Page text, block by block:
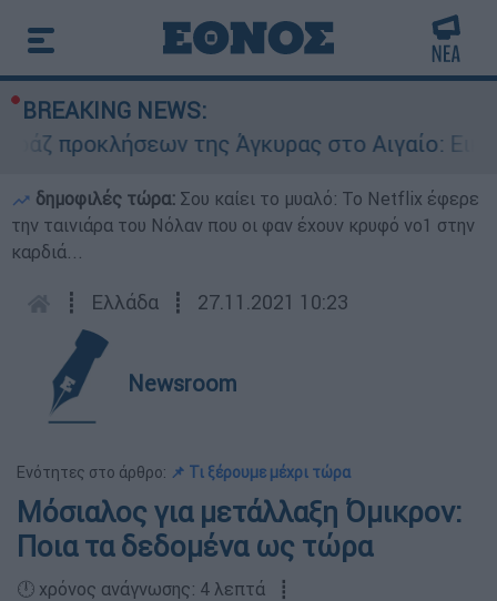
BREAKING NEWS:
της Άγκυρας στο Αιγαίο: Εικονική
δημοφιλές τώρα: Σου καίει το μυαλό: Το Netflix έφερε
την ταινιάρα του Νόλαν που οι φαν έχουν κρυφό νο1 στην
καρδιά...
┋ Ελλάδα ┋ 27.11.2021 10:23
Newsroom
Ενότητες στο άρθρο: 📌 Τι ξέρουμε μέχρι τώρα
Μόσιαλος για μετάλλαξη Όμικρον:
Ποια τα δεδομένα ως τώρα
🕛 χρόνος ανάγνωσης: 4 λεπτά ┋